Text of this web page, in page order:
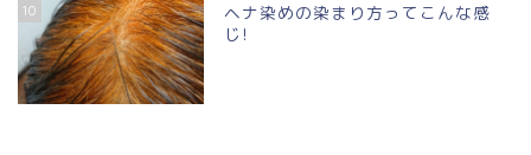
10
ヘナ染めの染まり方ってこんな感
じ!